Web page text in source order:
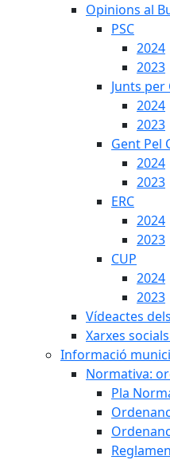
Opinions al
PSC
2024
2023
Junts per
2024
2023
Gent Pel
2024
2023
ERC
2024
2023
CUP
2024
2023
Vídeactes
Xarxes
Informació
Normativa:
Pla